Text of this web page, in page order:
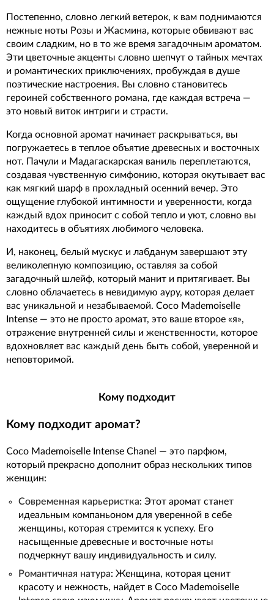
Постепенно, словно легкий ветерок, к вам поднимаются
нежные ноты Розы и Жасмина, которые обвивают вас
своим сладким, но в то же время загадочным ароматом.
Эти цветочные акценты словно шепчут о тайных мечтах
и романтических приключениях, пробуждая в душе
поэтические настроения. Вы словно становитесь
героиней собственного романа, где каждая встреча —
это новый виток интриги и страсти.
Когда основной аромат начинает раскрываться, вы
погружаетесь в теплое объятие древесных и восточных
нот. Пачули и Мадагаскарская ваниль переплетаются,
создавая чувственную симфонию, которая окутывает вас
как мягкий шарф в прохладный осенний вечер. Это
ощущение глубокой интимности и уверенности, когда
каждый вдох приносит с собой тепло и уют, словно вы
находитесь в объятиях любимого человека.
И, наконец, белый мускус и лабданум завершают эту
великолепную композицию, оставляя за собой
загадочный шлейф, который манит и притягивает. Вы
словно облачаетесь в невидимую ауру, которая делает
вас уникальной и незабываемой. Coco Mademoiselle
Intense — это не просто аромат, это ваше второе «я»,
отражение внутренней силы и женственности, которое
вдохновляет вас каждый день быть собой, уверенной и
неповторимой.
Кому подходит
Кому подходит аромат?
Coco Mademoiselle Intense Chanel — это парфюм,
который прекрасно дополнит образ нескольких типов
женщин:
Современная карьеристка: Этот аромат станет
идеальным компаньоном для уверенной в себе
женщины, которая стремится к успеху. Его
насыщенные древесные и восточные ноты
подчеркнут вашу индивидуальность и силу.
Романтичная натура: Женщина, которая ценит
красоту и нежность, найдет в Coco Mademoiselle